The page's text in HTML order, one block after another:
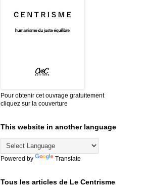
Pour obtenir cet ouvrage gratuitement
cliquez sur la couverture
This website in another language
Powered by Translate
Tous les articles de Le Centrisme